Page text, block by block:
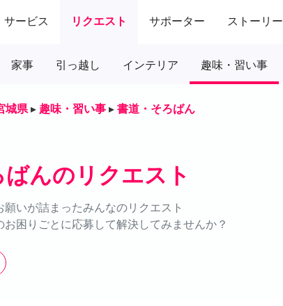
サービス リクエスト サポーター ストーリー
家事 引っ越し インテリア 趣味・習い事
城県 ▸ 趣味・習い事 ▸ 書道・そろばん
んのリクエスト
願いが詰まったみんなのリクエスト
困りごとに応募して解決してみませんか？